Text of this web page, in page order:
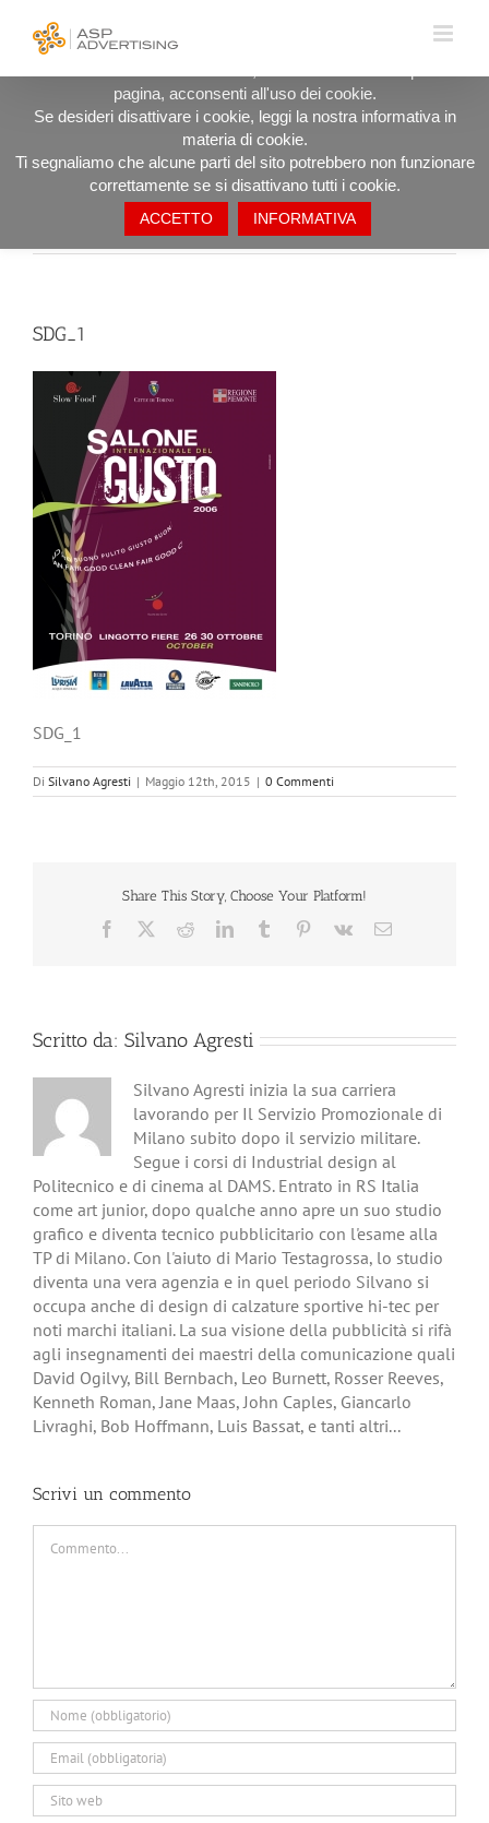
contenuto
SDG_1
SDG_1
SDG_1
Di Silvano Agresti | Maggio 12th, 2015 | 0 Commenti
Share This Story, Choose Your Platform!
Facebook RedditLinkedInTumblr Pinterest
Vk Email
Scritto da: Silvano Agresti
Silvano Agresti inizia la sua carriera
lavorando per Il Servizio Promozionale di
Milano subito dopo il servizio militare.
Segue i corsi di Industrial design al
Politecnico e di cinema al DAMS. Entrato in RS Italia
come art junior, dopo qualche anno apre un suo studio
grafico e diventa tecnico pubblicitario con l'esame alla
TP di Milano. Con l'aiuto di Mario Testagrossa, lo studio
diventa una vera agenzia e in quel periodo Silvano si
occupa anche di design di calzature sportive hi-tec per
noti marchi italiani. La sua visione della pubblicità si rifà
agli insegnamenti dei maestri della comunicazione quali
David Ogilvy, Bill Bernbach, Leo Burnett, Rosser Reeves,
Kenneth Roman, Jane Maas, John Caples, Giancarlo
Livraghi, Bob Hoffmann, Luis Bassat, e tanti altri...
Scrivi un commento
UTILIZZIAMO I COOKIE PER OFFRIRTI LA MIGLIORE
ESPERIENZA DI NAVIGAZIONE POSSIBILE.
pagina, acconsenti all'uso dei cookie.
Se desideri disattivare i cookie, leggi la nostra informativa in
materia di cookie.
Ti segnaliamo che alcune parti del sito potrebbero non funzionare
correttamente se si disattivano tutti i cookie.
ACCETTO INFORMATIVA